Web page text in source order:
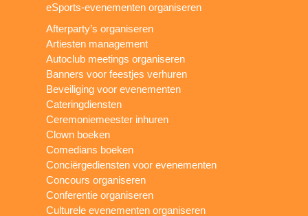
eSports-evenementen organiseren
Afterparty’s organiseren
Artiesten management
Autoclub meetings organiseren
Banners voor feestjes verhuren
Beveiliging voor evenementen
Cateringdiensten
Ceremoniemeester inhuren
Clown boeken
Comedians boeken
Conciërgediensten voor evenementen
Concours organiseren
Conferentie organiseren
Culturele evenementen organiseren